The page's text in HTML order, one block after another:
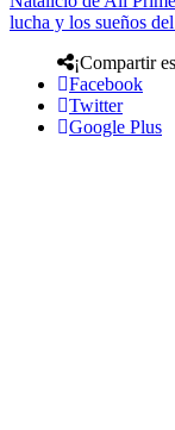
lucha y los sueños
¡Compartir
Facebook
Twitter
Google Plus